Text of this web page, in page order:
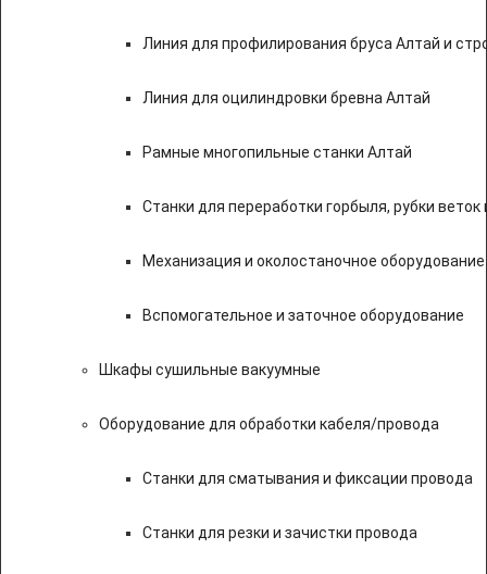
Линия для профилирования бруса Алтай и
Линия для оцилиндровки бревна Алтай
Рамные многопильные станки Алтай
Станки для переработки горбыля, рубки веток
Механизация и околостаночное оборудование
Вспомогательное и заточное оборудование
Шкафы сушильные вакуумные
Оборудование для обработки кабеля/провода
Станки для сматывания и фиксации провода
Станки для резки и зачистки провода